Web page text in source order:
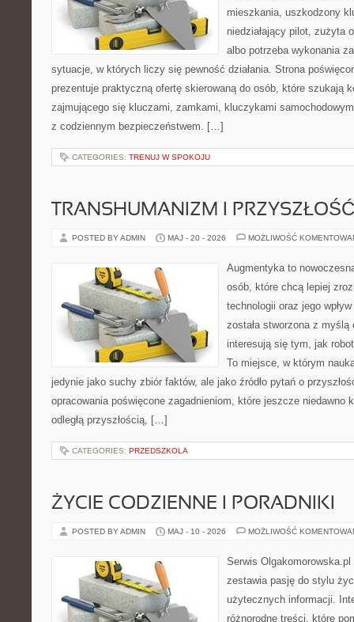
mieszkania, uszkodzony
niedziałający pilot, zużyta
albo potrzeba wykonania
sytuacje, w których liczy się pewność działania. Strona
prezentuje praktyczną ofertę skierowaną do osób, które szukają
zajmującego się kluczami, zamkami, kluczykami
z codziennym bezpieczeństwem. […]
CATEGORIES: TRENUJ W SPOKOJU
TRANSHUMANIZM I
POSTED BY ADMIN MAJ - 20 - 2026 MOŻLIWOŚĆ
Augmentyka to
osób, które chcą lepiej
technologii oraz jego
została stworzona z
interesują się tym, jak
To miejsce, w którym
jedynie jako suchy zbiór faktów, ale jako źródło pytań o
opracowania poświęcone zagadnieniom, które jeszcze niedawno
odległą przyszłością, […]
CATEGORIES: PRZEDSZKOLA
ŻYCIE CODZIENNE I PORADNIKI
POSTED BY ADMIN MAJ - 10 - 2026 MOŻLIWOŚĆ
Serwis
zestawia pasję do stylu
użytecznych informacji.
różnorodne treści, które